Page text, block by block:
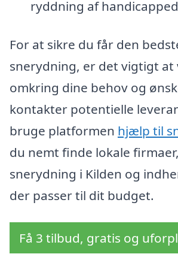
ryddning af
For at sikre du får den
snerydning, er det vigtigt
omkring dine behov og
kontakter potentielle
bruge platformen hjælp til
du nemt finde lokale
snerydning i Kilden og
der passer til dit budget.
Få 3 tilbud, gratis og